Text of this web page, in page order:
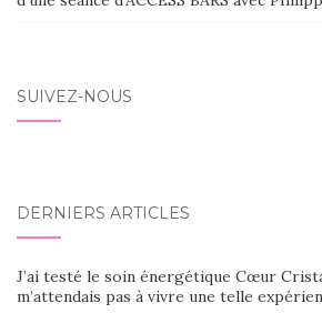
SUIVEZ-NOUS
DERNIERS ARTICLES
J’ai testé le soin énergétique Cœur
m’attendais pas à vivre une telle